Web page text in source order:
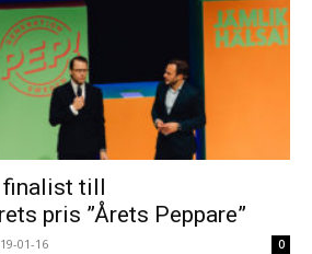
till
pris ”Årets Peppare”
01-16 0